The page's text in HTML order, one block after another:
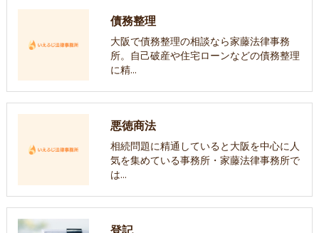
債務整理
大阪で債務整理の相談なら家藤法律事務
所。自己破産や住宅ローンなどの債務整理
に精…
悪徳商法
相続問題に精通していると大阪を中心に人
気を集めている事務所・家藤法律事務所で
は…